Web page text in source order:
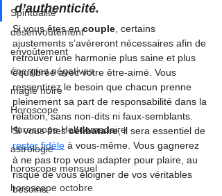
Spiritualité
désenvoûtement
envoûtement
énergies négatives
magie noire
Horoscope
Horoscope Hebdomadaire
astrologie
horoscope mensuel
horoscope octobre
d’authenticité.
Si vous êtes en couple, certains
ajustements s’avéreront nécessaires afin de
retrouver une harmonie plus saine et plus
équilibrée avec votre être-aimé. Vous
ressentirez le besoin que chacun prenne
pleinement sa part de responsabilité dans la
relation, sans non-dits ni faux-semblants.
Si vous êtes célibataire, il sera essentiel de
rester fidèle à vous-même. Vous gagnerez
à ne pas trop vous adapter pour plaire, au
risque de vous éloigner de vos véritables
besoins.